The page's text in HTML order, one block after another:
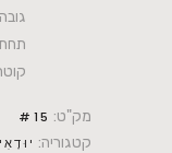
גובה –
תחתית
קוטר –
מק"ט: #15
קטגוריה: